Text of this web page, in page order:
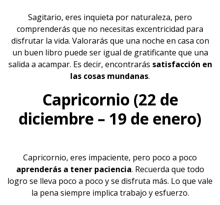
Sagitario, eres inquieta por naturaleza, pero
comprenderás que no necesitas excentricidad para
disfrutar la vida. Valorarás que una noche en casa con
un buen libro puede ser igual de gratificante que una
salida a acampar. Es decir, encontrarás satisfacción en
las cosas mundanas.
Capricornio (22 de
diciembre – 19 de enero)
Capricornio, eres impaciente, pero poco a poco
aprenderás a tener paciencia. Recuerda que todo
logro se lleva poco a poco y se disfruta más. Lo que vale
la pena siempre implica trabajo y esfuerzo.